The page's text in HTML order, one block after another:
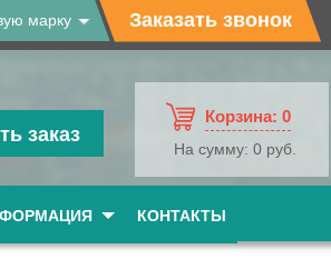
марку Заказать звонок
заказ
Корзина: 0
На сумму: 0 руб.
КОНТАКТЫ